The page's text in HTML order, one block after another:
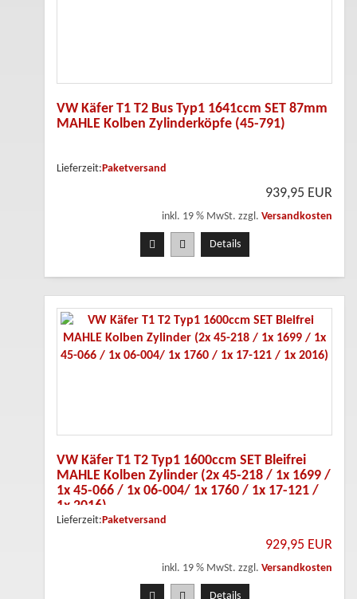
VW Käfer T1 T2 Bus Typ1 1641ccm SET 87mm
MAHLE Kolben Zylinderköpfe (45-791)
Lieferzeit: Paketversand
939,95 EUR
inkl. 19 % MwSt. zzgl. Versandkosten
Details
VW Käfer T1 T2 Typ1 1600ccm SET Bleifrei
MAHLE Kolben Zylinder (2x 45-218 / 1x 1699 /
1x 45-066 / 1x 06-004/ 1x 1760 / 1x 17-121 /
1x 2016)
Lieferzeit: Paketversand
929,95 EUR
inkl. 19 % MwSt. zzgl. Versandkosten
Details